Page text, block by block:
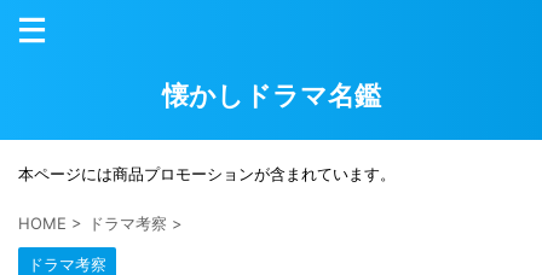
懐かしドラマ名鑑
本ページには商品プロモーションが含まれています。
HOME > ドラマ考察 >
ドラマ考察